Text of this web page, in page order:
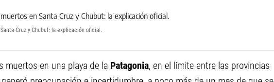
Cruz y Chubut: la explicación oficial.
muertos en una playa de la Patagonia, en el límite entre las provincias